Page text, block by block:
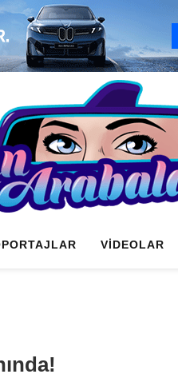
VIDEOLAR